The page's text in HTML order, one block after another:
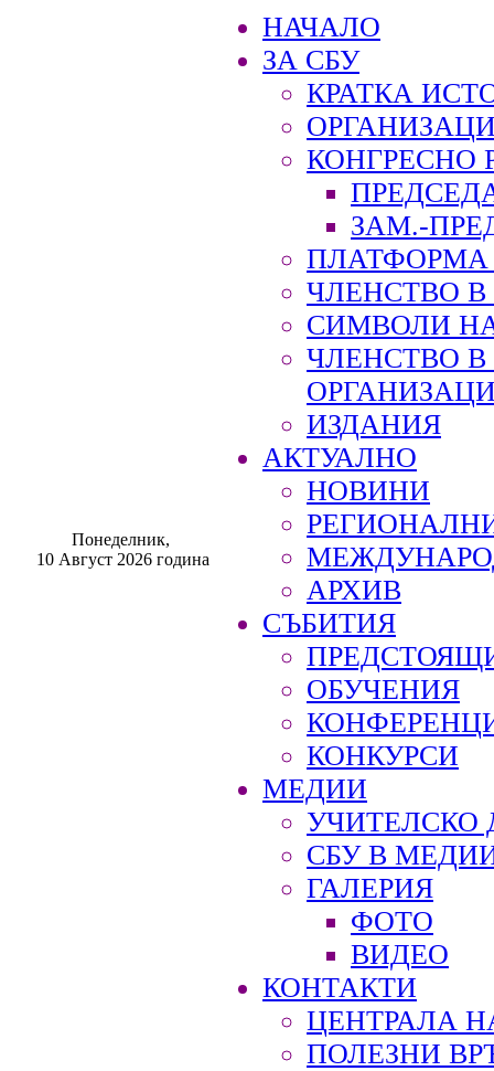
Понеделник,
10 Август 2026 година
НАЧАЛО
ЗА СБУ
КРАТКА
КОНГРЕСНО
ЗАМ.-
ПЛАТФОРМА
ЧЛЕНСТВО В
СИМВОЛИ
ЧЛЕНСТВО
ИЗДАНИЯ
АКТУАЛНО
НОВИНИ
АРХИВ
СЪБИТИЯ
ОБУЧЕНИЯ
КОНКУРСИ
МЕДИИ
УЧИТЕЛСКО
СБУ В
ГАЛЕРИЯ
ФОТО
ВИДЕО
КОНТАКТИ
ЦЕНТРАЛА
ПОЛЕЗНИ